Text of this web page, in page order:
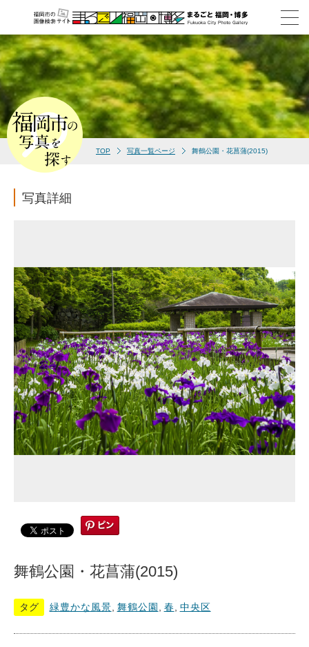
TOP 写真一覧ページ 舞鶴公園・花菖蒲(2015)
写真詳細
舞鶴公園・花菖蒲(2015)
タグ 緑豊かな風景 舞鶴公園 春 中央区